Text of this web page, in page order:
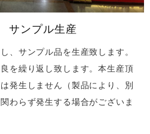
サンプル生産
、サンプル品を生産致します。
を繰り返し致します。本生産頂
発生しません（製品により、別
わらず発生する場合がございま